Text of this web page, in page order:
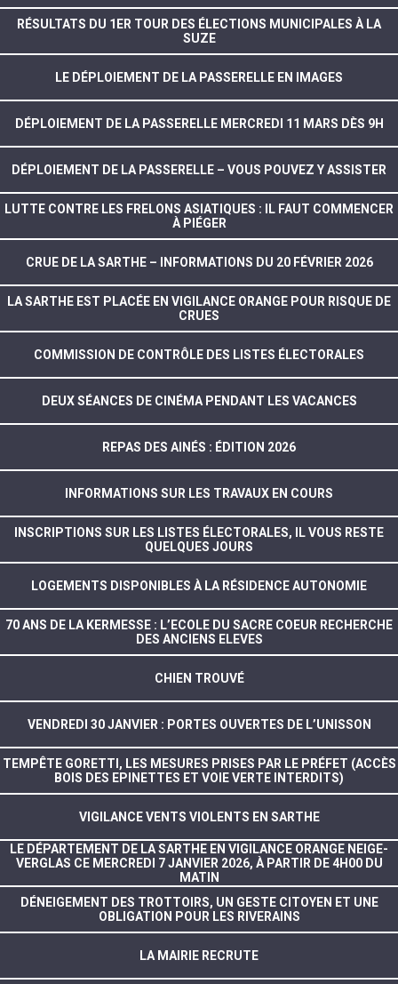
RÉSULTATS DU 1ER TOUR DES ÉLECTIONS MUNICIPALES À LA
SUZE
LE DÉPLOIEMENT DE LA PASSERELLE EN IMAGES
DÉPLOIEMENT DE LA PASSERELLE MERCREDI 11 MARS DÈS 9H
DÉPLOIEMENT DE LA PASSERELLE – VOUS POUVEZ Y ASSISTER
LUTTE CONTRE LES FRELONS ASIATIQUES : IL FAUT COMMENCER
À PIÉGER
CRUE DE LA SARTHE – INFORMATIONS DU 20 FÉVRIER 2026
LA SARTHE EST PLACÉE EN VIGILANCE ORANGE POUR RISQUE DE
CRUES
COMMISSION DE CONTRÔLE DES LISTES ÉLECTORALES
DEUX SÉANCES DE CINÉMA PENDANT LES VACANCES
REPAS DES AINÉS : ÉDITION 2026
INFORMATIONS SUR LES TRAVAUX EN COURS
INSCRIPTIONS SUR LES LISTES ÉLECTORALES, IL VOUS RESTE
QUELQUES JOURS
LOGEMENTS DISPONIBLES À LA RÉSIDENCE AUTONOMIE
70 ANS DE LA KERMESSE : L’ECOLE DU SACRE COEUR RECHERCHE
DES ANCIENS ELEVES
CHIEN TROUVÉ
VENDREDI 30 JANVIER : PORTES OUVERTES DE L’UNISSON
TEMPÊTE GORETTI, LES MESURES PRISES PAR LE PRÉFET (ACCÈS
BOIS DES EPINETTES ET VOIE VERTE INTERDITS)
VIGILANCE VENTS VIOLENTS EN SARTHE
LE DÉPARTEMENT DE LA SARTHE EN VIGILANCE ORANGE NEIGE-
VERGLAS CE MERCREDI 7 JANVIER 2026, À PARTIR DE 4H00 DU
MATIN
DÉNEIGEMENT DES TROTTOIRS, UN GESTE CITOYEN ET UNE
OBLIGATION POUR LES RIVERAINS
LA MAIRIE RECRUTE